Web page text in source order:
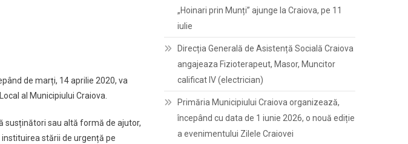
de marți, 14 aprilie 2020, va
al Municipiului Craiova.
susținători sau altă formă de ajutor,
stării de urgență pe
„Hoinari prin Munți” ajunge la Craiova, pe 11
iulie
Direcția Generală de Asistență Socială Craiova
angajeaza Fizioterapeut, Masor, Muncitor
calificat IV (electrician)
Primăria Municipiului Craiova organizează,
începând cu data de 1 iunie 2026, o nouă ediție
a evenimentului Zilele Craiovei